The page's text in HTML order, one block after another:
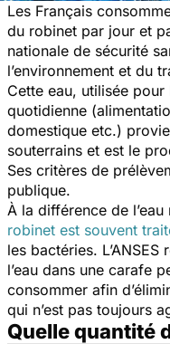
Les Français
du robinet par jour et
nationale de sécurité
l’environnement et du
Cette eau, utilisée
quotidienne
domestique etc.)
souterrains et est le
Ses critères de
publique.
À la différence de
robinet est souvent
les bactéries. L’ANSES
l’eau dans une carafe
consommer afin
qui n’est pas toujours
Quelle quantité